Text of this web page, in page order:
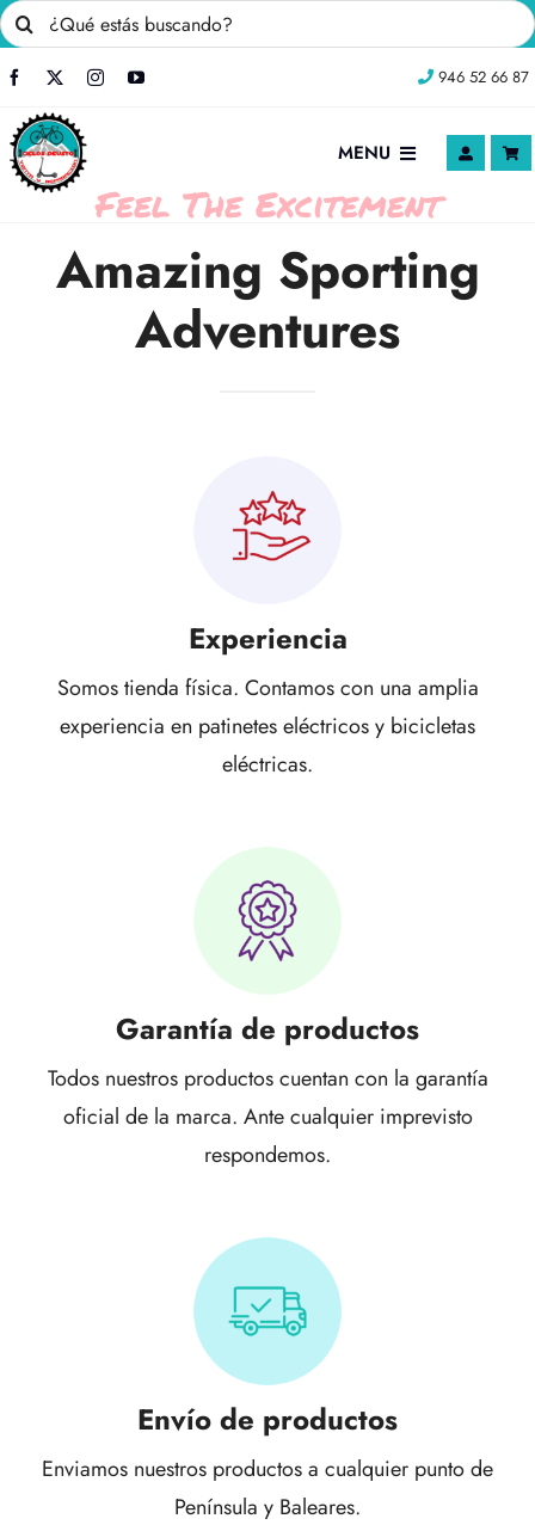
Saltar
al
contenido
Buscar:
946 52 66 87
MENU
Feel The Excitement
Amazing Sporting
Adventures
Experiencia
Somos tienda física. Contamos con una amplia
experiencia en patinetes eléctricos y bicicletas
eléctricas.
Garantía de productos
Todos nuestros productos cuentan con la garantía
oficial de la marca. Ante cualquier imprevisto
respondemos.
Envío de productos
Enviamos nuestros productos a cualquier punto de
Península y Baleares.